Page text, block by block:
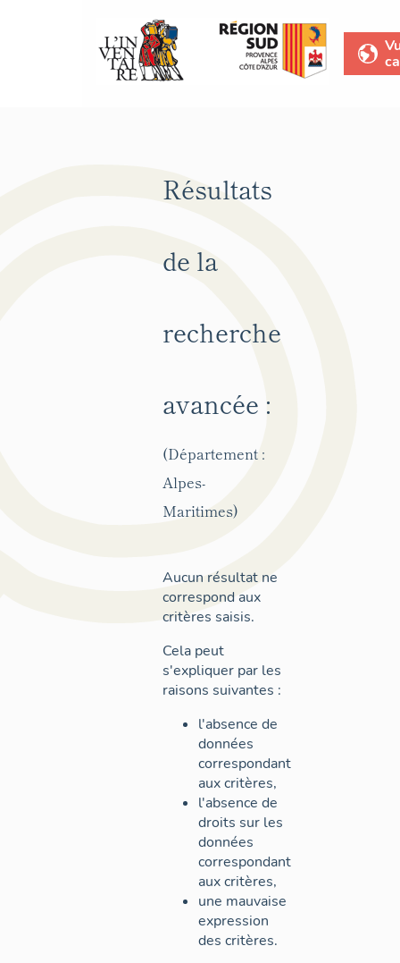
Résultats
de la
recherche
avancée :
(Département :
Alpes-
Maritimes)
Aucun résultat ne
correspond aux
critères saisis.
Cela peut
s'expliquer par les
raisons suivantes :
l'absence de
données
correspondant
aux critères,
l'absence de
droits sur les
données
correspondant
aux critères,
une mauvaise
expression
des critères.